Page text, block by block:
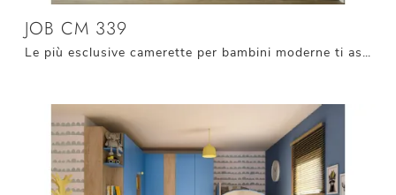
JOB CM 339
Le più esclusive camerette per bambini moderne ti aspettano! Scopri il modello Job CM 339 di Giessegi.